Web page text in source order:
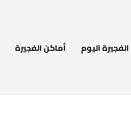
الفجيرة اليوم أماكن الفجيرة